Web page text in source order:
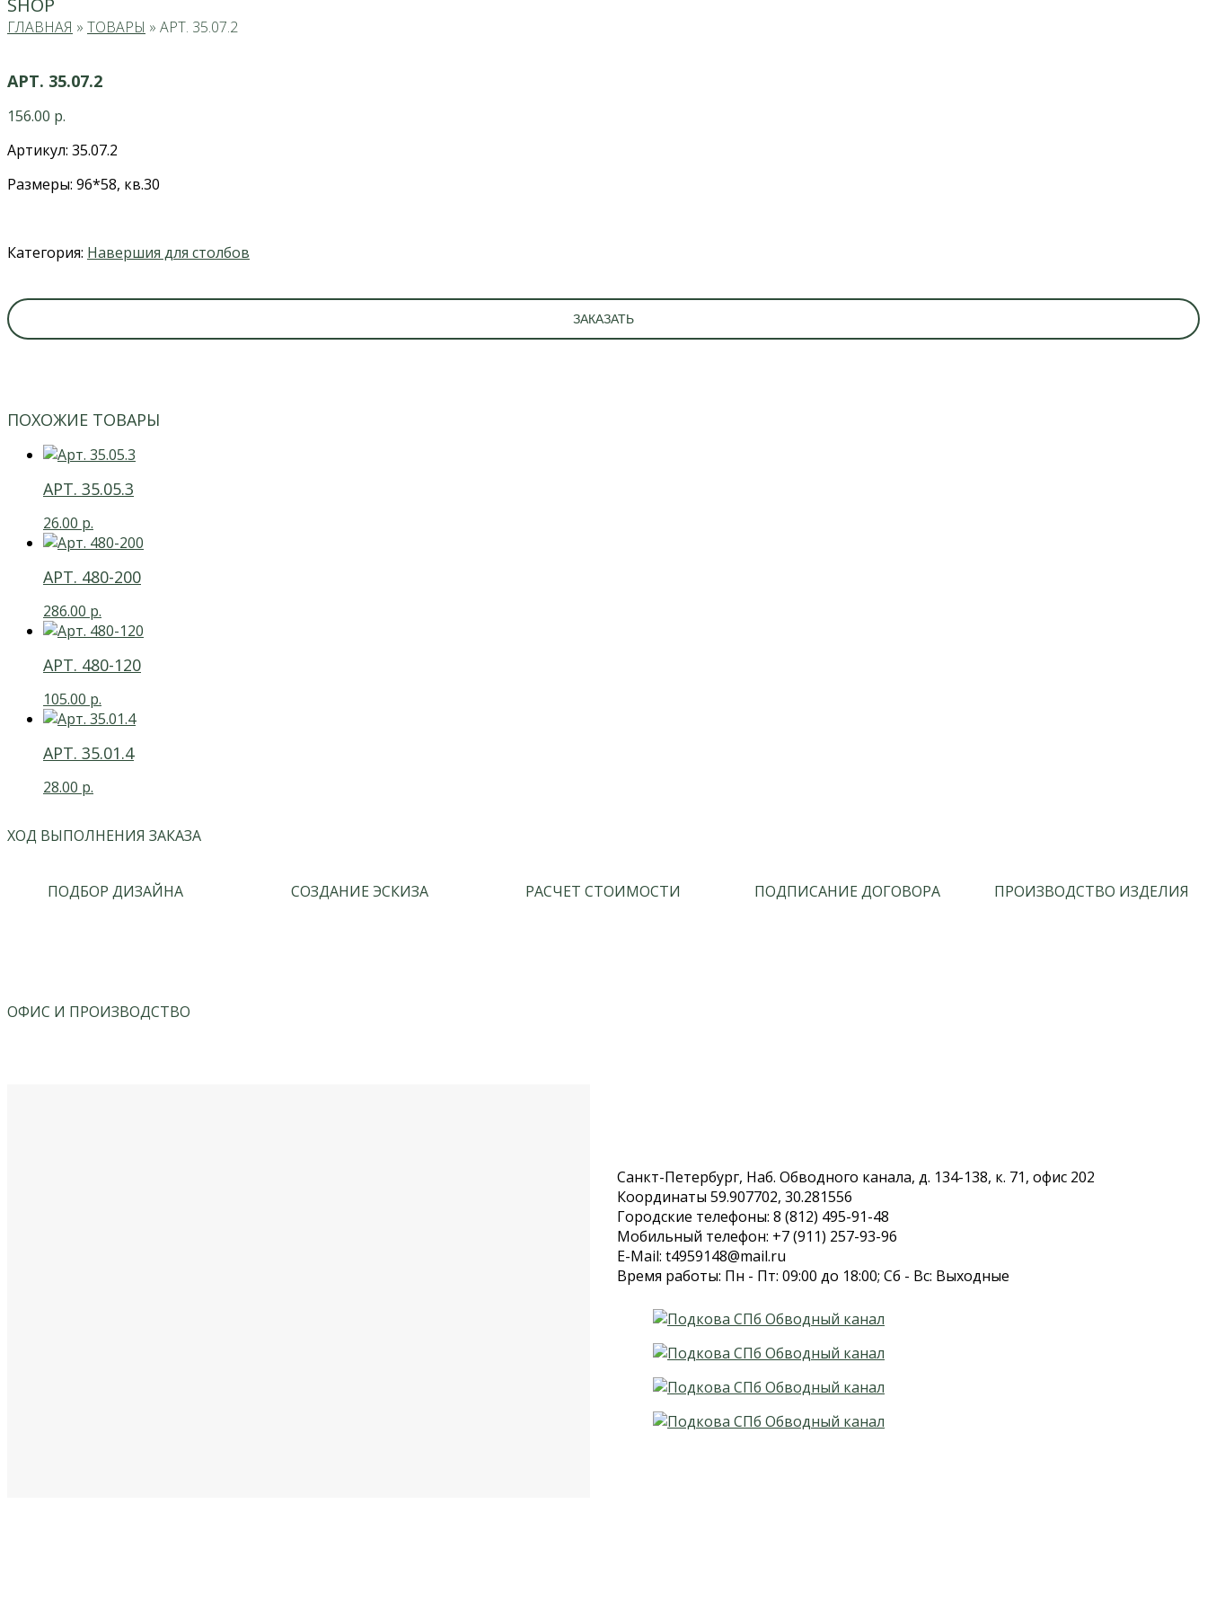
SHOP
ГЛАВНАЯ » ТОВАРЫ » АРТ. 35.07.2
АРТ. 35.07.2
156.00 р.
Артикул: 35.07.2
Размеры: 96*58, кв.30
Категория: Навершия для столбов
ЗАКАЗАТЬ
ПОХОЖИЕ ТОВАРЫ
АРТ. 35.05.3
26.00 р.
АРТ. 480-200
286.00 р.
АРТ. 480-120
105.00 р.
АРТ. 35.01.4
28.00 р.
ХОД ВЫПОЛНЕНИЯ ЗАКАЗА
ПОДБОР ДИЗАЙНА СОЗДАНИЕ ЭСКИЗА РАСЧЕТ СТОИМОСТИ ПОДПИСАНИЕ ДОГОВОРА ПРОИЗВОДСТВО ИЗДЕЛИЯ
ОФИС И ПРОИЗВОДСТВО
Санкт-Петербург, Наб. Обводного канала, д. 134-138, к. 71, офис 202
Координаты 59.907702, 30.281556
Городские телефоны: 8 (812) 495-91-48
Мобильный телефон: +7 (911) 257-93-96
E-Mail: t4959148@mail.ru
Время работы: Пн - Пт: 09:00 до 18:00; Сб - Вс: Выходные